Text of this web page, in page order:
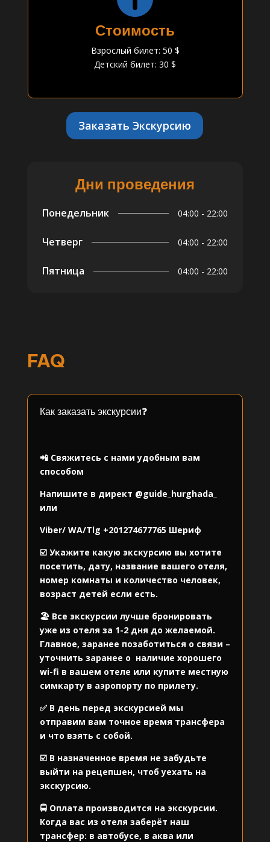
Стоимость
Взрослый билет: 50 $
Детский билет: 30 $
Заказать Экскурсию
Дни проведения
Понедельник 04:00 - 22:00
Четверг 04:00 - 22:00
Пятница 04:00 - 22:00
FAQ
Как заказать экскурсии❓
📲 Свяжитесь с нами удобным вам
способом
Напишите в директ @guide_hurghada_
или
Viber/ WA/Tlg +201274677765 Шериф
☑️ Укажите какую экскурсию вы хотите
посетить, дату, название вашего отеля,
номер комнаты и количество человек,
возраст детей если есть.
🏖️ Все экскурсии лучше бронировать
уже из отеля за 1-2 дня до желаемой.
Главное, заранее позаботиться о связи –
уточнить заранее о наличие хорошего
wi-fi в вашем отеле или купите местную
симкарту в аэропорту по прилету.
✅ В день перед экскурсией мы
отправим вам точное время трансфера
и что взять с собой.
☑️ В назначенное время не забудьте
выйти на рецепшен, чтоб уехать на
экскурсию.
🚍 Оплата производится на экскурсии.
Когда вас из отеля заберёт наш
трансфер: в автобусе, в аква или